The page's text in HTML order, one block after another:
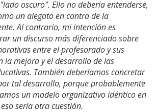
oscuro". Ello no debería entenderse,
un alegato en contra de la
Al contrario, mi intención es
un discurso más diferenciado sobre
entre el profesorado y sus
la mejora y el desarrollo de las
También deberíamos concretar
tal desarrollo, porque probablemente
un modelo organizativo idéntico en
sería otra cuestión.